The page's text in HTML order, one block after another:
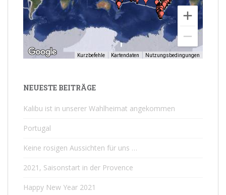
Kurzbefehle Kartendaten Nutzungsbedingungen
NEUESTE BEITRÄGE
Kalibu ist in unserer Wahlheimat angekommen
Portugal
Keine rosigen Aussichten für uns …
2021, Saisonstart in der Provence
Happy New Year 2021